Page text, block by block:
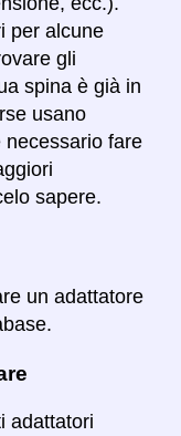
per alcune
gli
spina è già in
usano
fare
sapere.
un adattatore
adattatori